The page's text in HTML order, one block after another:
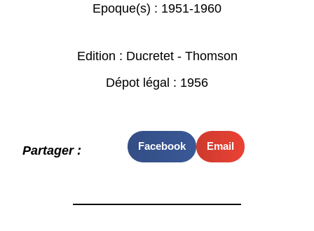
Epoque(s) : 1951-1960
Edition : Ducretet - Thomson
Dépot légal : 1956
Partager : Facebook Email